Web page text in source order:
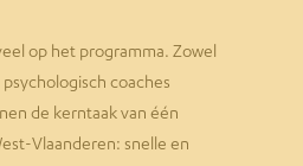
op het programma. Zowel
coaches
de kerntaak van één
Vlaanderen: snelle en